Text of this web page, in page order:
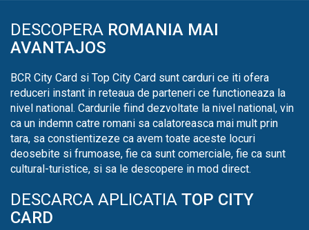
DESCOPERA ROMANIA MAI
AVANTAJOS
BCR City Card si Top City Card sunt carduri ce iti ofera
reduceri instant in reteaua de parteneri ce functioneaza la
nivel national. Cardurile fiind dezvoltate la nivel national, vin
ca un indemn catre romani sa calatoreasca mai mult prin
tara, sa constientizeze ca avem toate aceste locuri
deosebite si frumoase, fie ca sunt comerciale, fie ca sunt
cultural-turistice, si sa le descopere in mod direct.
DESCARCA APLICATIA TOP CITY
CARD